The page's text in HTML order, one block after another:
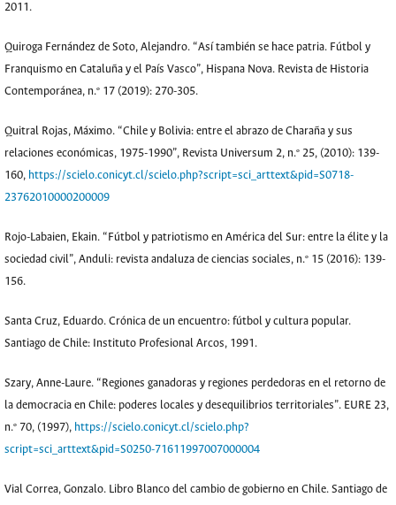
2011.
Quiroga Fernández de Soto, Alejandro. “Así también se hace patria. Fútbol y
Franquismo en Cataluña y el País Vasco”, Hispana Nova. Revista de Historia
Contemporánea, n.º 17 (2019): 270-305.
Quitral Rojas, Máximo. “Chile y Bolivia: entre el abrazo de Charaña y sus
relaciones económicas, 1975-1990”, Revista Universum 2, n.º 25, (2010): 139-
160, https://scielo.conicyt.cl/scielo.php?script=sci_arttext&pid=S0718-
23762010000200009
Rojo-Labaien, Ekain. “Fútbol y patriotismo en América del Sur: entre la élite y la
sociedad civil”, Anduli: revista andaluza de ciencias sociales, n.º 15 (2016): 139-
156.
Santa Cruz, Eduardo. Crónica de un encuentro: fútbol y cultura popular.
Santiago de Chile: Instituto Profesional Arcos, 1991.
Szary, Anne-Laure. “Regiones ganadoras y regiones perdedoras en el retorno de
la democracia en Chile: poderes locales y desequilibrios territoriales”. EURE 23,
n.º 70, (1997), https://scielo.conicyt.cl/scielo.php?
script=sci_arttext&pid=S0250-71611997007000004
Vial Correa, Gonzalo. Libro Blanco del cambio de gobierno en Chile. Santiago de